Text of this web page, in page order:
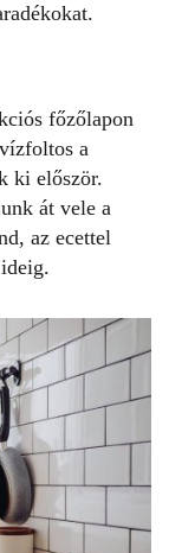
főzőlapon
a
ki először.
át vele a
az ecettel